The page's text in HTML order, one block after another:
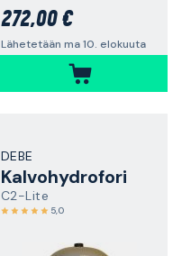
272,00 €
Lähetetään ma 10. elokuuta
DEBE
Kalvohydrofori
C2-Lite
5,0